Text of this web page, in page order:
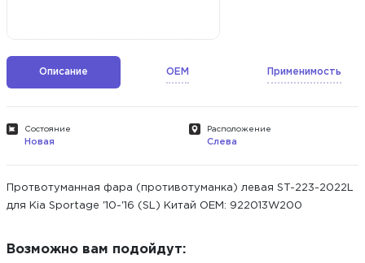
Описание OEM Применимость
Состояние
Новая
Расположение
Слева
Протвотуманная фара (противотуманка) левая ST-223-2022L
для Kia Sportage '10-'16 (SL) Китай ОЕМ: 922013W200
Возможно вам подойдут: